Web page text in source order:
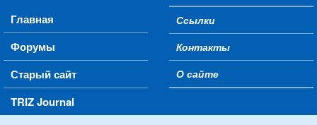
Main menu
Главная
Форумы
Старый сайт
TRIZ Journal
Secondary menu
Ссылки
Контакты
О сайте